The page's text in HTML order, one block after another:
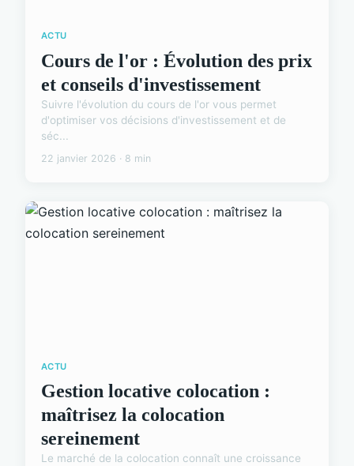
ACTU
Cours de l'or : Évolution des prix
et conseils d'investissement
Suivre l'évolution du cours de l'or vous permet
d'optimiser vos décisions d'investissement et de
séc...
22 janvier 2026 · 8 min
ACTU
Gestion locative colocation :
maîtrisez la colocation
sereinement
Le marché de la colocation connaît une croissance